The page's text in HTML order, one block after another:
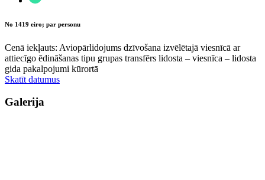
No 1419 eiro; par personu
Cenā iekļauts: Aviopārlidojums dzīvošana izvēlētajā viesnīcā ar
attiecīgo ēdināšanas tipu grupas transfērs lidosta – viesnīca – lidosta
gida pakalpojumi kūrortā
Skatīt datumus
Galerija